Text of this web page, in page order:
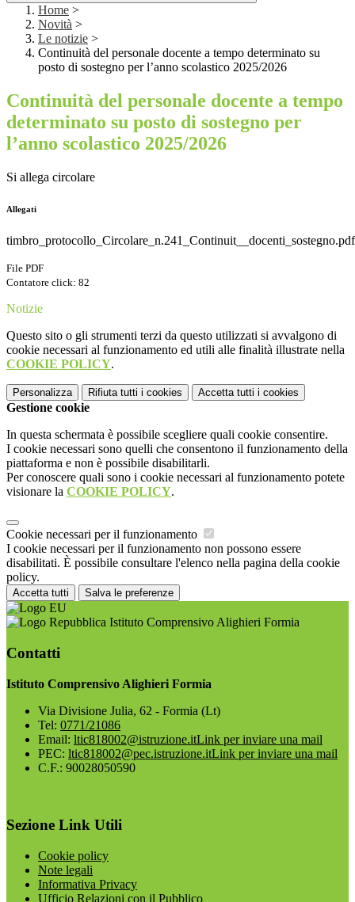
Home >
Novità >
Le notizie >
Continuità del personale docente a tempo determinato su
posto di sostegno per l’anno scolastico 2025/2026
Continuità del personale docente a tempo
determinato su posto di sostegno per
l’anno scolastico 2025/2026
Si allega circolare
Allegati
timbro_protocollo_Circolare_n.241_Continuit__docenti_sostegno.pdf
File PDF
Contatore click: 82
Notizie
Questo sito o gli strumenti terzi da questo utilizzati si avvalgono di
cookie necessari al funzionamento ed utili alle finalità illustrate nella
COOKIE POLICY.
Personalizza Rifiuta tutti i cookies Accetta tutti i cookies
Gestione cookie
In questa schermata è possibile scegliere quali cookie consentire.
I cookie necessari sono quelli che consentono il funzionamento della
piattaforma e non è possibile disabilitarli.
Per conoscere quali sono i cookie necessari al funzionamento potete
visionare la COOKIE POLICY.
Cookie necessari per il funzionamento
I cookie necessari per il funzionamento non possono essere
disabilitati. È possibile consultare l'elenco nella pagina della cookie
policy.
Accetta tutti Salva le preferenze
Istituto Comprensivo Alighieri Formia
Contatti
Istituto Comprensivo Alighieri Formia
Via Divisione Julia, 62 - Formia (Lt)
Tel: 0771/21086
Email: ltic818002@istruzione.itLink per inviare una mail
PEC: ltic818002@pec.istruzione.itLink per inviare una mail
C.F.: 90028050590
Sezione Link Utili
Cookie policy
Note legali
Informativa Privacy
Ufficio Relazioni con il Pubblico